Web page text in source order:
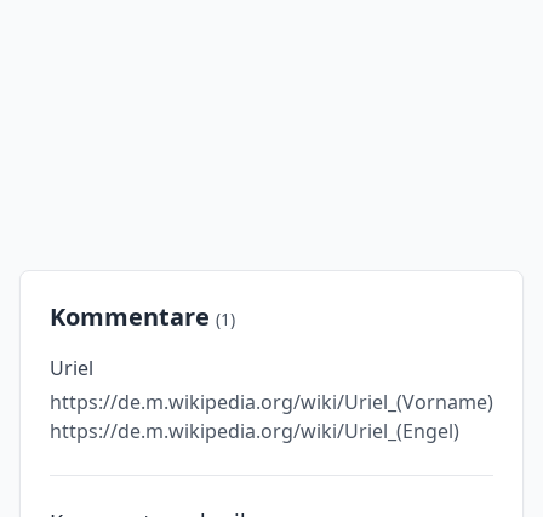
Kommentare (1)
Uriel
https://de.m.wikipedia.org/wiki/Uriel_(Vorname)
https://de.m.wikipedia.org/wiki/Uriel_(Engel)